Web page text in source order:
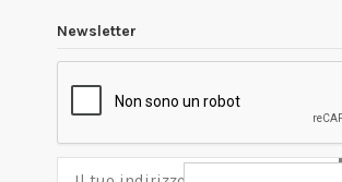
Newsletter